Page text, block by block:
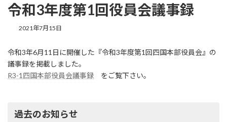
令和3年度第1回役員会議事録
2021年7月15日
令和3年6月11日に開催した『令和3年度第1回四国本部役員会』の
議事録を掲載しました。
R3-1四国本部役員会議事録 をご覧下さい。
過去のお知らせ